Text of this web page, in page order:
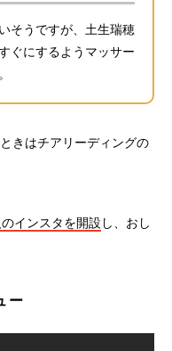
そうですが、土生瑞穂
ぐにするようマッサー
きはチアリーディングの
インスタを開設 し、おし
ー